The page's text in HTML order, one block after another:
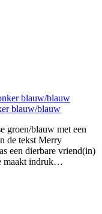
blauw/blauw
groen/blauw met een
de tekst Merry
een dierbare vriend(in)
maakt indruk…